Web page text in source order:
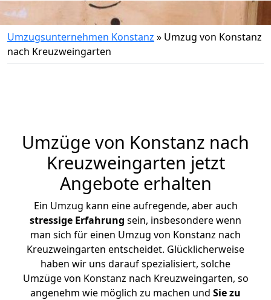
Umzugsunternehmen Konstanz » Umzug von Konstanz
nach Kreuzweingarten
Umzüge von Konstanz nach
Kreuzweingarten jetzt
Angebote erhalten
Ein Umzug kann eine aufregende, aber auch
stressige Erfahrung sein, insbesondere wenn
man sich für einen Umzug von Konstanz nach
Kreuzweingarten entscheidet. Glücklicherweise
haben wir uns darauf spezialisiert, solche
Umzüge von Konstanz nach Kreuzweingarten, so
angenehm wie möglich zu machen und Sie zu